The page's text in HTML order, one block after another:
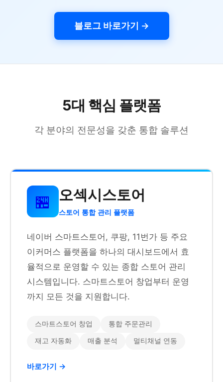
블로그 바로가기 →
5대 핵심 플랫폼
각 분야의 전문성을 갖춘 통합 솔루션
🏪 오섹시스토어
스토어 통합 관리 플랫폼
네이버 스마트스토어, 쿠팡, 11번가 등 주요
이커머스 플랫폼을 하나의 대시보드에서 효
율적으로 운영할 수 있는 종합 스토어 관리
시스템입니다. 스마트스토어 창업부터 운영
까지 모든 것을 지원합니다.
스마트스토어 창업 통합 주문관리
재고 자동화 매출 분석 멀티채널 연동
바로가기 →